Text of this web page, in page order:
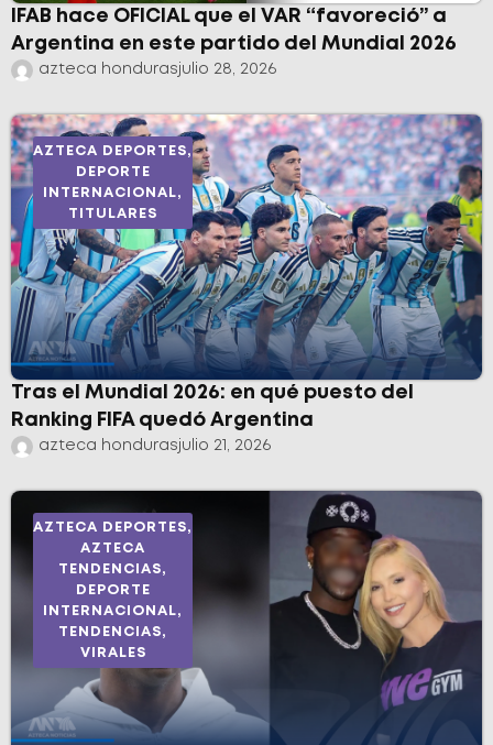
IFAB hace OFICIAL que el VAR “favoreció” a
Argentina en este partido del Mundial 2026
azteca honduras julio 28, 2026
AZTECA DEPORTES,
DEPORTE
INTERNACIONAL,
TITULARES
Tras el Mundial 2026: en qué puesto del
Ranking FIFA quedó Argentina
azteca hondurasjulio 21, 2026
AZTECA DEPORTES,
AZTECA
TENDENCIAS,
DEPORTE
INTERNACIONAL,
TENDENCIAS,
VIRALES